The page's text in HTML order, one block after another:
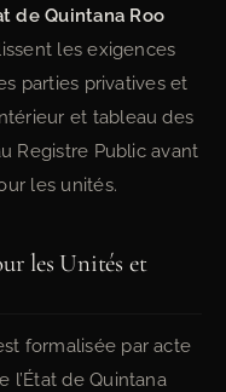
de Quintana Roo
les exigences
parties privatives et
et tableau des
Registre Public avant
les unités.
les Unités et
formalisée par acte
l’État de Quintana